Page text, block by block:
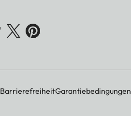
BarrierefreiheitGarantiebedingungen